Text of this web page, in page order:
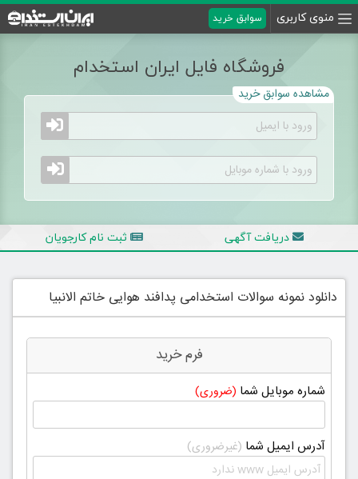
منوی کاربری سوابق خرید
فروشگاه فایل ایران استخدام
مشاهده سوابق خرید
دریافت آگهی ثبت نام کارجویان
دانلود نمونه سوالات استخدامی پدافند هوایی خاتم الانبیا
فرم خرید
شماره موبایل شما (ضروری)
آدرس ایمیل شما (غیرضروری)